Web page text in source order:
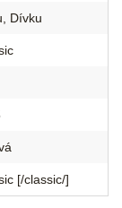
Dívku
[/classic/]